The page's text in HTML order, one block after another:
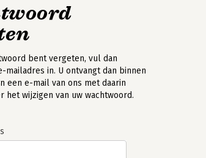
bent vergeten, vul dan
mailadres in. U ontvangt dan binnen
een e-mail van ons met daarin
het wijzigen van uw wachtwoord.